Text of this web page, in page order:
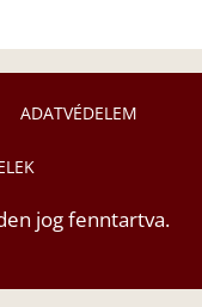
ADATVÉDELEM
jog fenntartva.